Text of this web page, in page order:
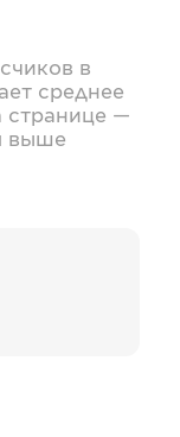
в
среднее
странице —
выше